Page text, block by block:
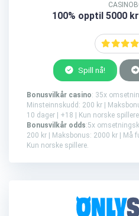
100% opptil 5000
Spill nå!
Bonusvilkår casino: 35x
Minsteinnskudd: 200 kr |
10 dager | +18 | Kun norske
Bonusvilkår odds:5x
200 kr | Maksbonus: 2000 kr | Må
Kun norske spillere.